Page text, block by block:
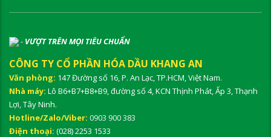
- VƯỢT TRÊN MỌI TIÊU CHUẨN
CÔNG TY CỔ PHẦN HÓA DẦU KHANG AN
Văn phòng: 147 Đường số 16, P. An Lạc, TP.HCM, Việt Nam.
Nhà máy: Lô B6+B7+B8+B9, đường số 4, KCN Thịnh Phát, Ấp 3, Thạnh
Lợi, Tây Ninh.
Hotline/Zalo/Viber: 0903 900 383
Điện thoại: (028) 2253 1533